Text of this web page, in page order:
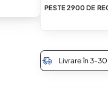
PESTE 2900 DE
Livrare în 3-